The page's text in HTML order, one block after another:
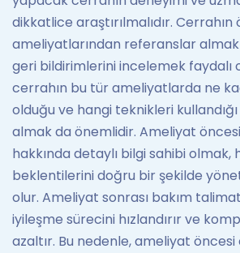
dikkatlice araştırılmalıdır. Cerrahın
ameliyatlarından referanslar
geri bildirimlerini incelemek faydalı
cerrahın bu tür ameliyatlarda ne
olduğu ve hangi teknikleri
almak da önemlidir. Ameliyat
hakkında detaylı bilgi sahibi olmak,
beklentilerini doğru bir şekilde
olur. Ameliyat sonrası bakım
iyileşme sürecini hızlandırır ve
azaltır. Bu nedenle, ameliyat